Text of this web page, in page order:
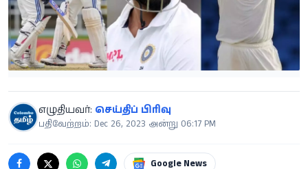
எழுதியவர்: செய்திப் பிரிவு
பதிவேற்றம்: Dec 26, 2023 அன்று 06:17 PM
Google News